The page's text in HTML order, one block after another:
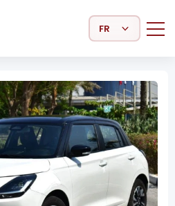
Select Language